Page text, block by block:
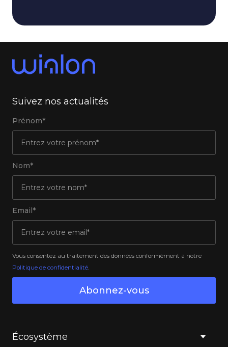
Suivez nos actualités
Prénom*
Nom*
Email*
Vous consentez au traitement des données conformément à notre
Politique de confidentialité
Abonnez-vous
Écosystème